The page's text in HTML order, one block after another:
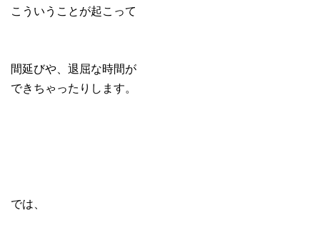
こういうことが起こって
間延びや、退屈な時間が
できちゃったりします。
では、